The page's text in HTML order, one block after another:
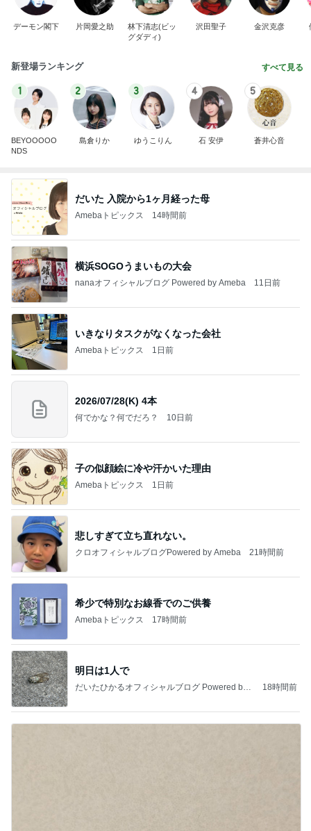
デーモン閣下 片岡愛之助
林下清志(ビッ
グダディ)
沢田聖子 金沢克彦
新登場ランキング すべて見る
1
BEYOOOOO
NDS
2
島倉りか
3
ゆうこりん
4
石 安伊
5
蒼井心音
だいた 入院から1ヶ月経った母
Amebaトピックス 14時間前
横浜SOGOうまいもの大会
nanaオフィシャルブログ Powered by Ameba 11日前
いきなりタスクがなくなった会社
Amebaトピックス 1日前
2026/07/28(K) 4本
何でかな？何でだろ？ 10日前
子の似顔絵に冷や汗かいた理由
Amebaトピックス 1日前
悲しすぎて立ち直れない。
クロオフィシャルブログPowered by Ameba 21時間前
希少で特別なお線香でのご供養
Amebaトピックス 17時間前
明日は1人で
だいたひかるオフィシャルブログ Powered by
18時間前